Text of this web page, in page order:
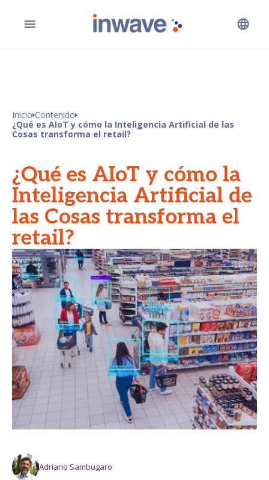
Inicio Contenido
¿Qué es AIoT y cómo la Inteligencia Artificial de las
Cosas transforma el retail?
¿Qué es AIoT y cómo la
Inteligencia Artificial de
las Cosas transforma el
retail?
Adriano Sambugaro